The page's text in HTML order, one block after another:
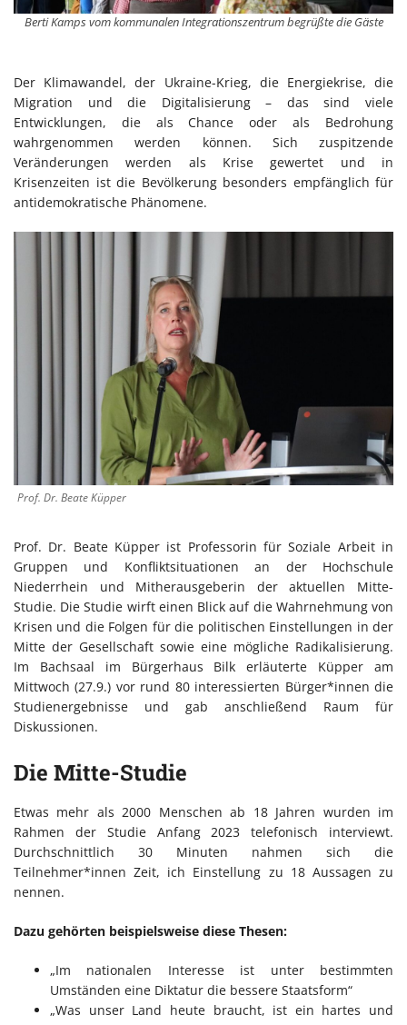
Berti Kamps vom kommunalen Integrationszentrum begrüßte die Gäste
Der Klimawandel, der Ukraine-Krieg, die Energiekrise, die
Migration und die Digitalisierung – das sind viele
Entwicklungen, die als Chance oder als Bedrohung
wahrgenommen werden können. Sich zuspitzende
Veränderungen werden als Krise gewertet und in
Krisenzeiten ist die Bevölkerung besonders empfänglich für
antidemokratische Phänomene.
Prof. Dr. Beate Küpper
Prof. Dr. Beate Küpper ist Professorin für Soziale Arbeit in
Gruppen und Konfliktsituationen an der Hochschule
Niederrhein und Mitherausgeberin der aktuellen Mitte-
Studie. Die Studie wirft einen Blick auf die Wahrnehmung von
Krisen und die Folgen für die politischen Einstellungen in der
Mitte der Gesellschaft sowie eine mögliche Radikalisierung.
Im Bachsaal im Bürgerhaus Bilk erläuterte Küpper am
Mittwoch (27.9.) vor rund 80 interessierten Bürger*innen die
Studienergebnisse und gab anschließend Raum für
Diskussionen.
Die Mitte-Studie
Etwas mehr als 2000 Menschen ab 18 Jahren wurden im
Rahmen der Studie Anfang 2023 telefonisch interviewt.
Durchschnittlich 30 Minuten nahmen sich die
Teilnehmer*innen Zeit, ich Einstellung zu 18 Aussagen zu
nennen.
Dazu gehörten beispielsweise diese Thesen:
„Im nationalen Interesse ist unter bestimmten
Umständen eine Diktatur die bessere Staatsform“
„Was unser Land heute braucht, ist ein hartes und